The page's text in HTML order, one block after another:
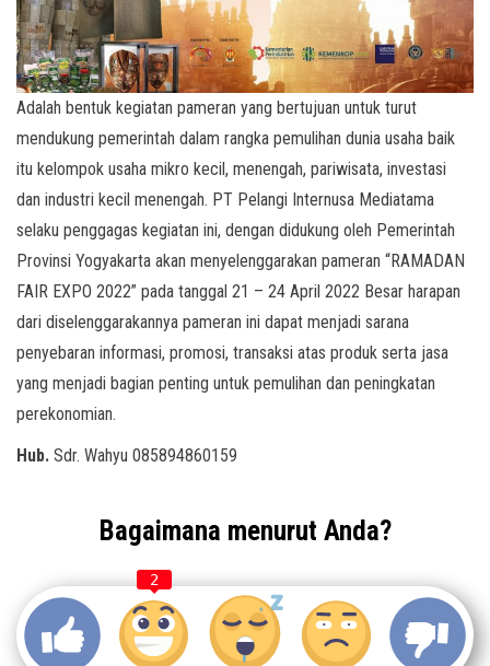
Adalah bentuk kegiatan pameran yang bertujuan untuk turut
mendukung pemerintah dalam rangka pemulihan dunia usaha baik
itu kelompok usaha mikro kecil, menengah, pariwisata, investasi
dan industri kecil menengah. PT Pelangi Internusa Mediatama
selaku penggagas kegiatan ini, dengan didukung oleh Pemerintah
Provinsi Yogyakarta akan menyelenggarakan pameran “RAMADAN
FAIR EXPO 2022” pada tanggal 21 – 24 April 2022 Besar harapan
dari diselenggarakannya pameran ini dapat menjadi sarana
penyebaran informasi, promosi, transaksi atas produk serta jasa
yang menjadi bagian penting untuk pemulihan dan peningkatan
perekonomian.
Hub. Sdr. Wahyu 085894860159
Bagaimana menurut Anda?
2